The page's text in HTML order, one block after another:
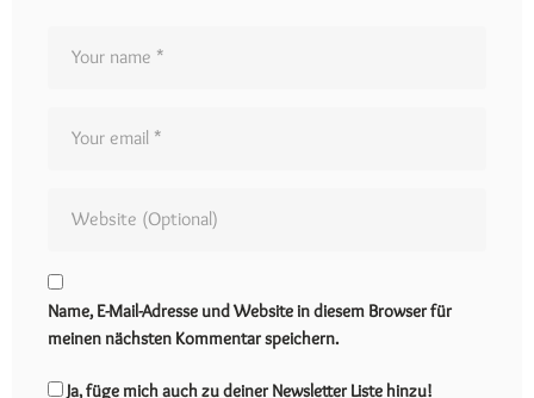
Name, E-Mail-Adresse und Website in diesem Browser für
meinen nächsten Kommentar speichern.
Ja, füge mich auch zu deiner Newsletter Liste hinzu!